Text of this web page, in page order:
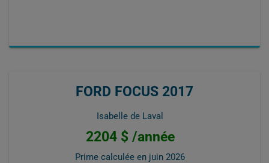
FORD FOCUS 2017
Isabelle de Laval
2204 $ /année
Prime calculée en juin 2026